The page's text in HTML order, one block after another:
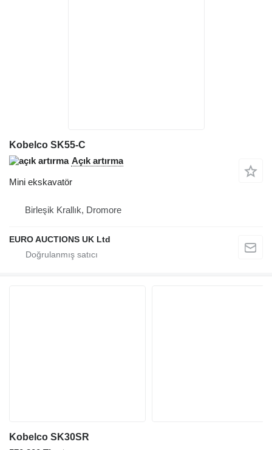
Kobelco SK55-C
Açık artırma
Mini ekskavatör
Birleşik Krallık, Dromore
EURO AUCTIONS UK Ltd
Kobelco SK30SR